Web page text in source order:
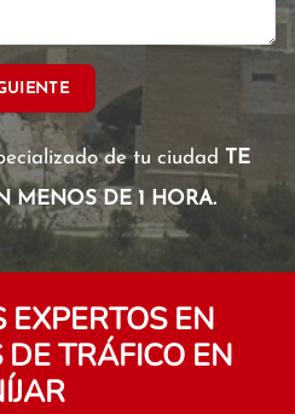
de tu ciudad TE
MENOS DE 1 HORA.
EN
TRÁFICO EN